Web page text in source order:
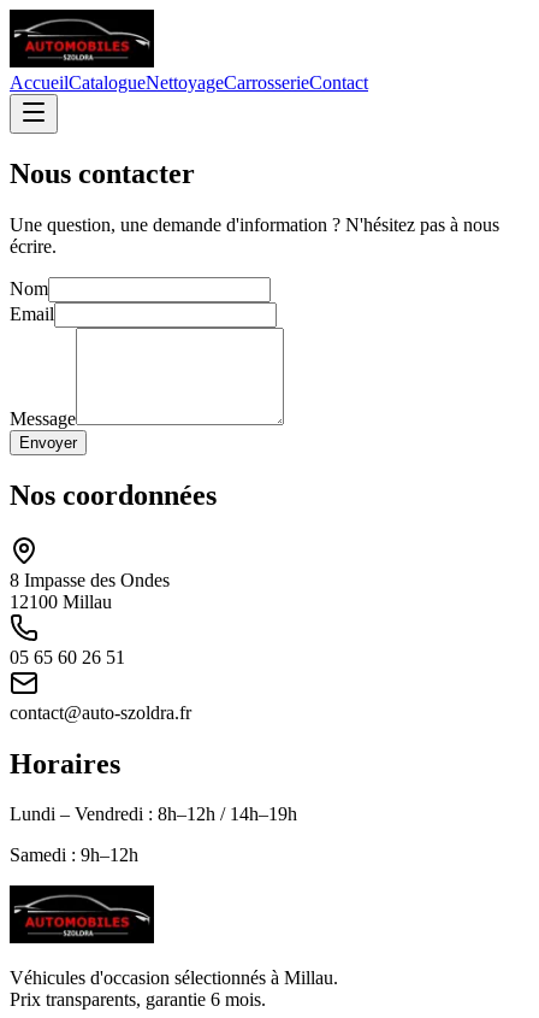
AccueilCatalogueNettoyageCarrosserieContact
Nous contacter
Une question, une demande d'information ? N'hésitez pas à nous
écrire.
Nom
Email
Message
Envoyer
Nos coordonnées
8 Impasse des Ondes
12100 Millau
05 65 60 26 51
contact@auto-szoldra.fr
Horaires
Lundi – Vendredi : 8h–12h / 14h–19h
Samedi : 9h–12h
Véhicules d'occasion sélectionnés à Millau.
Prix transparents, garantie 6 mois.